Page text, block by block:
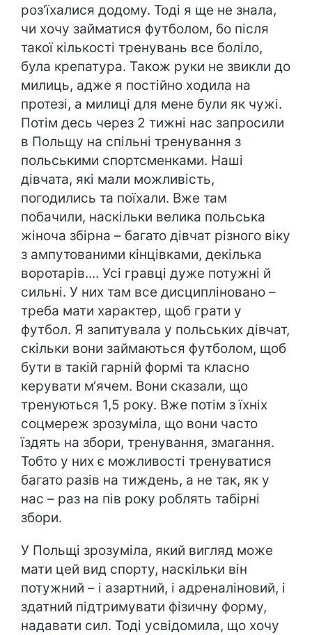
роз‘їхалися додому. Тоді я ще не знала,
чи хочу займатися футболом, бо після
такої кількості тренувань все боліло,
була крепатура. Також руки не звикли до
милиць, адже я постійно ходила на
протезі, а милиці для мене були як чужі.
Потім десь через 2 тижні нас запросили
в Польщу на спільні тренування з
польськими спортсменками. Наші
дівчата, які мали можливість,
погодились та поїхали. Вже там
побачили, наскільки велика польська
жіноча збірна – багато дівчат різного віку
з ампутованими кінцівками, декілька
воротарів.... Усі гравці дуже потужні й
сильні. У них там все дисципліновано –
треба мати характер, щоб грати у
футбол. Я запитувала у польських дівчат,
скільки вони займаються футболом, щоб
бути в такій гарній формі та класно
керувати м‘ячем. Вони сказали, що
тренуються 1,5 року. Вже потім з їхніх
соцмереж зрозуміла, що вони часто
їздять на збори, тренування, змагання.
Тобто у них є можливості тренуватися
багато разів на тиждень, а не так, як у
нас – раз на пів року роблять табірні
збори.
У Польщі зрозуміла, який вигляд може
мати цей вид спорту, наскільки він
потужний – і азартний, і адреналіновий, і
здатний підтримувати фізичну форму,
надавати сил. Тоді усвідомила, що хочу